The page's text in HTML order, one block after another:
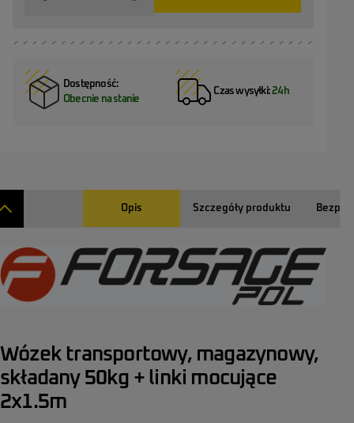
Dostępność:
Obecnie na stanie
Czas wysyłki:24h
Opis Szczegóły produktu
Wózek transportowy, magazynowy,
składany 50kg + linki mocujące
2x1.5m